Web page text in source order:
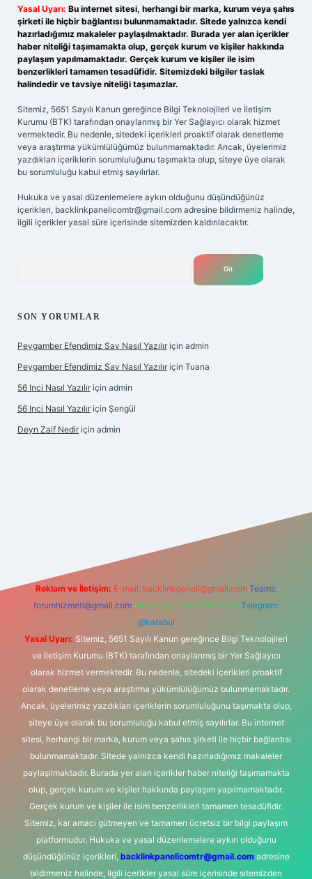
Yasal Uyarı: Bu internet sitesi, herhangi bir marka, kurum veya şahıs
şirketi ile hiçbir bağlantısı bulunmamaktadır. Sitede yalnızca kendi
hazırladığımız makaleler paylaşılmaktadır. Burada yer alan içerikler
haber niteliği taşımamakta olup, gerçek kurum ve kişiler hakkında
paylaşım yapılmamaktadır. Gerçek kurum ve kişiler ile isim
benzerlikleri tamamen tesadüfidir. Sitemizdeki bilgiler taslak
halindedir ve tavsiye niteliği taşımazlar.
Sitemiz, 5651 Sayılı Kanun gereğince Bilgi Teknolojileri ve İletişim
Kurumu (BTK) tarafından onaylanmış bir Yer Sağlayıcı olarak hizmet
vermektedir. Bu nedenle, sitedeki içerikleri proaktif olarak denetleme
veya araştırma yükümlülüğümüz bulunmamaktadır. Ancak, üyelerimiz
yazdıkları içeriklerin sorumluluğunu taşımakta olup, siteye üye olarak
bu sorumluluğu kabul etmiş sayılırlar.
Hukuka ve yasal düzenlemelere aykırı olduğunu düşündüğünüz
içerikleri, backlinkpanelicomtr@gmail.com adresine bildirmeniz halinde,
ilgili içerikler yasal süre içerisinde sitemizden kaldırılacaktır.
SON YORUMLAR
Peygamber Efendimiz Sav Nasıl Yazılır için admin
Peygamber Efendimiz Sav Nasıl Yazılır için Tuana
56 Inci Nasıl Yazılır için admin
56 Inci Nasıl Yazılır için Şengül
Deyn Zaif Nedir için admin
Reklam ve İletişim: E-mail: backlinkpaneli@gmail.com Teams:
forumhizmeti@gmail.com Whatsapp: 0262 606 0 726 Telegram:
@karabul
Yasal Uyarı: Sitemiz, 5651 Sayılı Kanun gereğince Bilgi Teknolojileri
ve İletişim Kurumu (BTK) tarafından onaylanmış bir Yer Sağlayıcı
olarak hizmet vermektedir. Bu nedenle, sitedeki içerikleri proaktif
olarak denetleme veya araştırma yükümlülüğümüz bulunmamaktadır.
Ancak, üyelerimiz yazdıkları içeriklerin sorumluluğunu taşımakta olup,
siteye üye olarak bu sorumluluğu kabul etmiş sayılırlar. Bu internet
sitesi, herhangi bir marka, kurum veya şahıs şirketi ile hiçbir bağlantısı
bulunmamaktadır. Sitede yalnızca kendi hazırladığımız makaleler
paylaşılmaktadır. Burada yer alan içerikler haber niteliği taşımamakta
olup, gerçek kurum ve kişiler hakkında paylaşım yapılmamaktadır.
Gerçek kurum ve kişiler ile isim benzerlikleri tamamen tesadüfidir.
Sitemiz, kar amacı gütmeyen ve tamamen ücretsiz bir bilgi paylaşım
platformudur. Hukuka ve yasal düzenlemelere aykırı olduğunu
düşündüğünüz içerikleri, backlinkpanelicomtr@gmail.comadresine
bildirmeniz halinde, ilgili içerikler yasal süre içerisinde sitemizden